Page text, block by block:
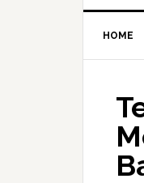
HOME